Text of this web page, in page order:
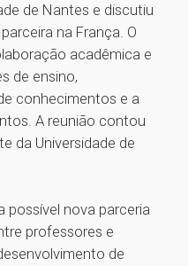
de Nantes e discutiu
na França. O
acadêmica e
de ensino,
conhecimentos e a
A reunião contou
da Universidade de
possível nova parceria
professores e
de